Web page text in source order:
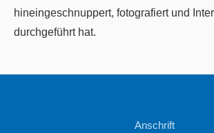
hineingeschnuppert, fotografiert und
durchgeführt hat.
Anschrift